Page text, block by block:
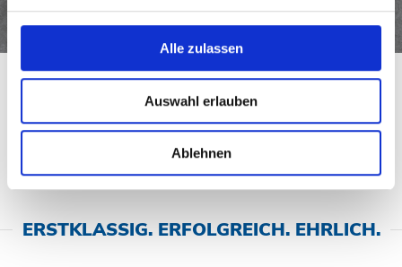
Alle zulassen
Auswahl erlauben
Ablehnen
ERSTKLASSIG. ERFOLGREICH. EHRLICH.